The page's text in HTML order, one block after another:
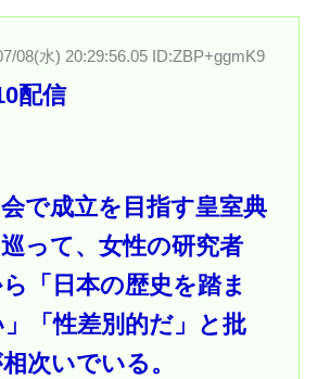
08(水) 20:29:56.05 ID:ZBP+ggmK9
配信
で成立を目指す皇室典
って、女性の研究者
「日本の歴史を踏ま
「性差別的だ」と批
次いでいる。